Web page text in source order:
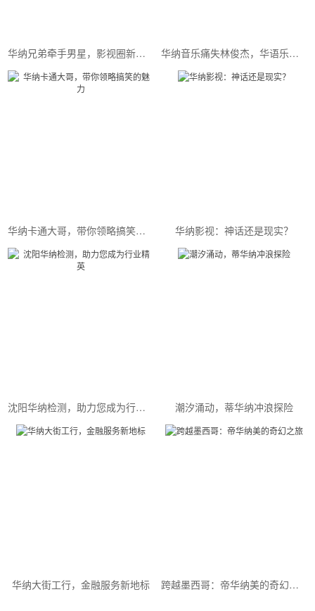
华纳兄弟牵手男星，影视圈新势力崛起 华纳音乐痛失林俊杰，华语乐坛或将迎来新变革！
华纳卡通大哥，带你领略搞笑的魅力 华纳影视：神话还是现实？
沈阳华纳检测，助力您成为行业精英 潮汐涌动，蒂华纳冲浪探险
华纳大街工行，金融服务新地标 跨越墨西哥：帝华纳美的奇幻之旅